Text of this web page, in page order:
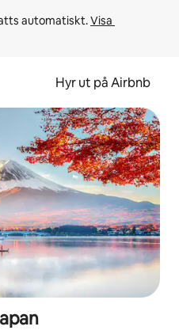
automatiskt. Visa
Hyr ut på Airbnb